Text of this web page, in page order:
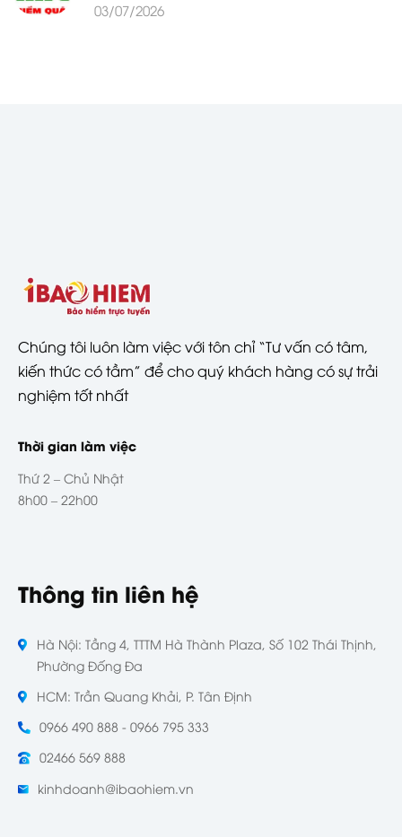
03/07/2026
Chúng tôi luôn làm việc với tôn chỉ “Tư vấn có tâm,
kiến thức có tầm” để cho quý khách hàng có sự trải
nghiệm tốt nhất
Thời gian làm việc
Thứ 2 – Chủ Nhật
8h00 – 22h00
Thông tin liên hệ
Hà Nội: Tầng 4, TTTM Hà Thành Plaza, Số 102 Thái Thịnh,
Phường Đống Đa
HCM: Trần Quang Khải, P. Tân Định
0966 490 888 - 0966 795 333
02466 569 888
kinhdoanh@ibaohiem.vn